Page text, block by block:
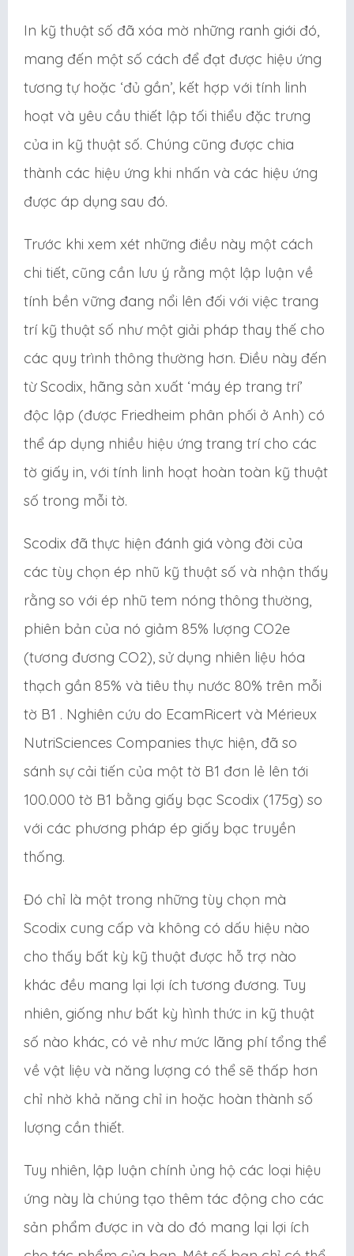
In kỹ thuật số đã xóa mờ những ranh giới đó,
mang đến một số cách để đạt được hiệu ứng
tương tự hoặc ‘đủ gần’, kết hợp với tính linh
hoạt và yêu cầu thiết lập tối thiểu đặc trưng
của in kỹ thuật số. Chúng cũng được chia
thành các hiệu ứng khi nhấn và các hiệu ứng
được áp dụng sau đó.
Trước khi xem xét những điều này một cách
chi tiết, cũng cần lưu ý rằng một lập luận về
tính bền vững đang nổi lên đối với việc trang
trí kỹ thuật số như một giải pháp thay thế cho
các quy trình thông thường hơn. Điều này đến
từ Scodix, hãng sản xuất ‘máy ép trang trí’
độc lập (được Friedheim phân phối ở Anh) có
thể áp dụng nhiều hiệu ứng trang trí cho các
tờ giấy in, với tính linh hoạt hoàn toàn kỹ thuật
số trong mỗi tờ.
Scodix đã thực hiện đánh giá vòng đời của
các tùy chọn ép nhũ kỹ thuật số và nhận thấy
rằng so với ép nhũ tem nóng thông thường,
phiên bản của nó giảm 85% lượng CO2e
(tương đương CO2), sử dụng nhiên liệu hóa
thạch gần 85% và tiêu thụ nước 80% trên mỗi
tờ B1 . Nghiên cứu do EcamRicert và Mérieux
NutriSciences Companies thực hiện, đã so
sánh sự cải tiến của một tờ B1 đơn lẻ lên tới
100.000 tờ B1 bằng giấy bạc Scodix (175g) so
với các phương pháp ép giấy bạc truyền
thống.
Đó chỉ là một trong những tùy chọn mà
Scodix cung cấp và không có dấu hiệu nào
cho thấy bất kỳ kỹ thuật được hỗ trợ nào
khác đều mang lại lợi ích tương đương. Tuy
nhiên, giống như bất kỳ hình thức in kỹ thuật
số nào khác, có vẻ như mức lãng phí tổng thể
về vật liệu và năng lượng có thể sẽ thấp hơn
chỉ nhờ khả năng chỉ in hoặc hoàn thành số
lượng cần thiết.
Tuy nhiên, lập luận chính ủng hộ các loại hiệu
ứng này là chúng tạo thêm tác động cho các
sản phẩm được in và do đó mang lại lợi ích